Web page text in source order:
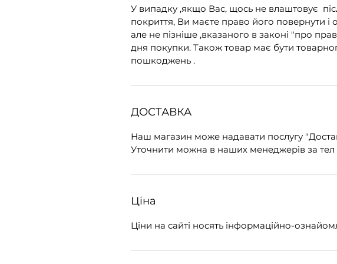
У випадку ,якщо Вас, щось не влаштовує
покриття, Ви маєте право його повернути і
але не пізніше ,вказаного в законі "про
дня покупки. Також товар має бути
пошкоджень .
ДОСТАВКА
Наш магазин може надавати послугу
Уточнити можна в наших менеджерів за тел
Ціна
Ціни на сайті носять інформаційно-